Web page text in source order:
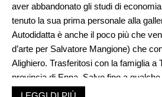
aver abbandonato gli studi di
tenuto la sua prima personale alla
Autodidatta è anche il poco più che
d’arte per Salvatore Mangione) che
Alighiero. Trasferitosi con la famiglia a
provincia di Enna, Salvo fino a
manteneva dipingendo ritratti,